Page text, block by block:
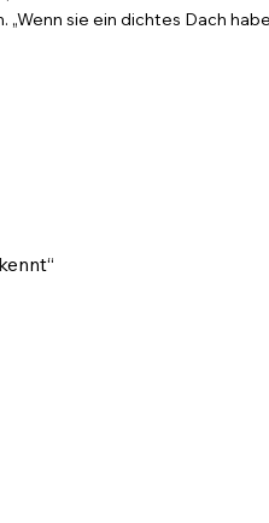
sie ein dichtes Dach